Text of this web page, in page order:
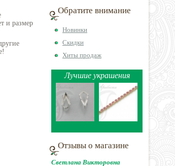
и размер
Обратите внимание
Новинки
Скидки
Хиты продаж
Лучшие украшения
Отзывы о магазине
Светлана Викторовна